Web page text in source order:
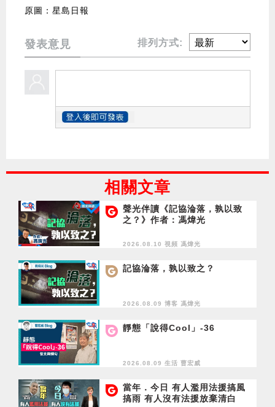
原圖：星島日報
發表意見 排列方式:
相關文章
聲光伴讀《記協淪落，孰以致
之？》作者：馮煒光
2026.08.10 視頻 馮煒光
記協淪落，孰以致之？
2026.08.09 博客 馮煒光
靜態「說得Cool」-36
2026.08.09 生活 曹宏威
當年．今日 有人濫用法援搞風
搞雨 有人沒有法援放棄清白